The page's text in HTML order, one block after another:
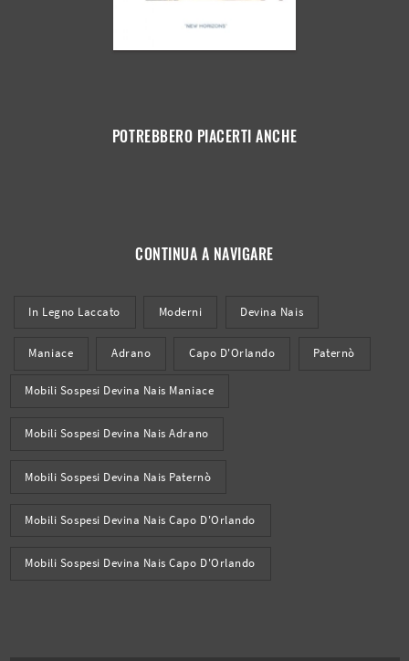
POTREBBERO PIACERTI ANCHE
CONTINUA A NAVIGARE
In Legno Laccato Moderni Devina Nais
Maniace Adrano Capo D'Orlando Paternò
Mobili Sospesi Devina Nais Maniace
Mobili Sospesi Devina Nais Adrano
Mobili Sospesi Devina Nais Paternò
Mobili Sospesi Devina Nais Capo D'Orlando
Mobili Sospesi Devina Nais Capo D'Orlando